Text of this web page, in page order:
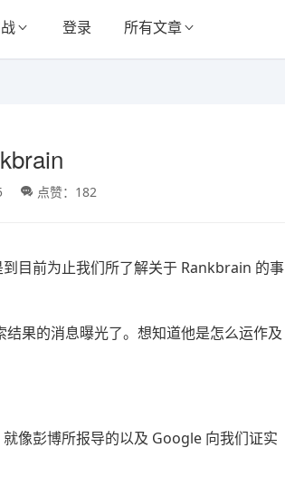
登录 所有文章
点赞：182
目前为止我们所了解关于 Rankbrain 的事
果的消息曝光了。想知道他是怎么运作及
像彭博所报导的以及 Google 向我们证实